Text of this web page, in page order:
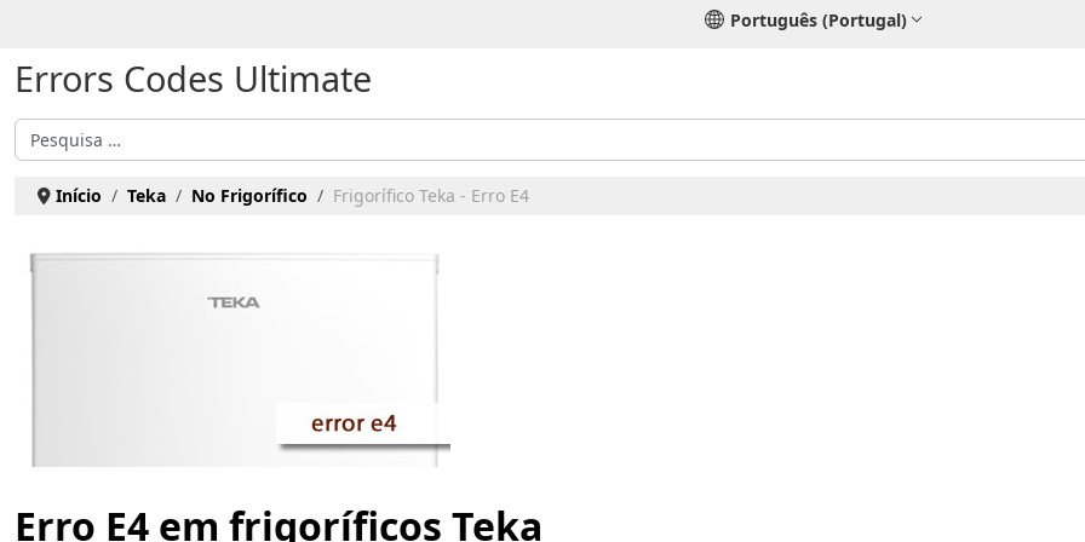
Português (Portugal)
Errors Codes Ultimate
Pesquisar
Início Teka No Frigorífico Frigorífico Teka - Erro E4
Erro E4 em frigoríficos Teka